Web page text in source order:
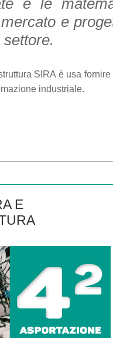
e le
e
SIRA è usa
industriale.
E